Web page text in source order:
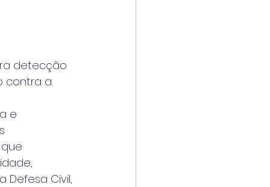
detecção
contra a
e
Defesa Civil,